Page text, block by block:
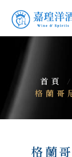
首頁 /
格蘭
格蘭